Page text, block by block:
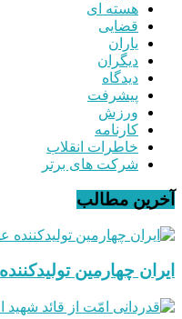
هسته ای
قضایی
یاران
دیگران
دیدگاه
پیشرفت
ورزش
کارنامه
خاطرات انقلاب
شرکت های برتر
آخرین مطالب
ایران چهارمین